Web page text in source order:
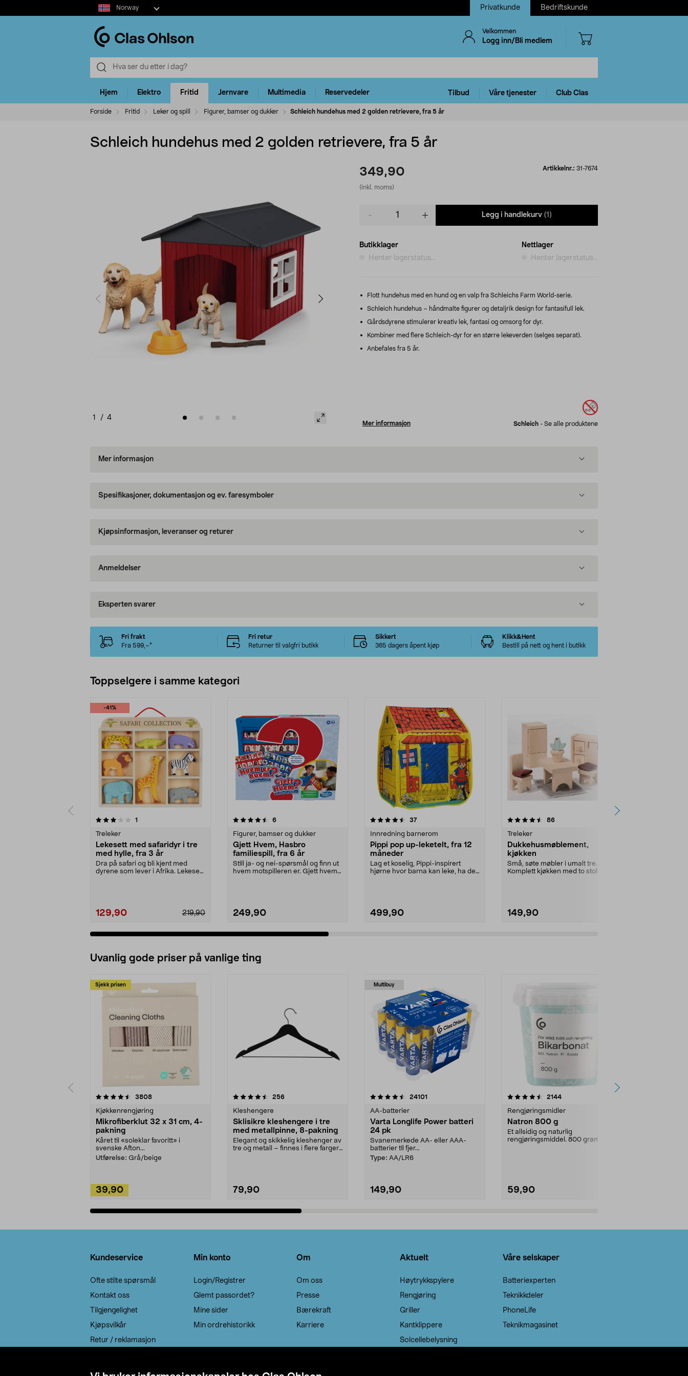
Select
market
Norway Privatkunde Bedriftskunde
Velkommen
Logg inn/Bli medlem
Hjem Elektro Fritid Jernvare Multimedia Reservedeler Tilbud Våre tjenester Club Clas
Forside Fritid Leker og spill Figurer, bamser og dukker Schleich hundehus med 2 golden retrievere, fra 5 år
Schleich hundehus med 2 golden retrievere, fra 5 år
1 / 4
349,90
(inkl. moms)
Artikkelnr.: 31-7674
Legg i handlekurv (1)
Butikklager
Henter lagerstatus...
Nettlager
Henter lagerstatus...
Flott hundehus med en hund og en valp fra Schleichs Farm World-serie.
Schleich hundehus – håndmalte figurer og detaljrik design for fantasifull lek.
Gårdsdyrene stimulerer kreativ lek, fantasi og omsorg for dyr.
Kombiner med flere Schleich-dyr for en større lekeverden (selges separat).
Anbefales fra 5 år.
Mer informasjon Schleich - Se alle produktene
Mer informasjon
Spesifikasjoner, dokumentasjon og ev. faresymboler
Kjøpsinformasjon, leveranser og returer
Anmeldelser
Eksperten svarer
Fri frakt
Fra 599,–*
Fri retur
Returner til valgfri butikk
Sikkert
365 dagers åpent kjøp
Klikk&Hent
Bestill på nett og hent i butikk
Toppselgere i samme kategori
-41%
1
Treleker
Lekesett med safaridyr i tre
med hylle, fra 3 år
Dra på safari og bli kjent med
dyrene som lever i Afrika. Lekesett
129,90 219,90
4.5 av 5 stjerner 6anmeldelser
Figurer, bamser og dukker
Gjett Hvem, Hasbro
familiespill, fra 6 år
Still ja- og nei-spørsmål og finn ut
hvem motspilleren er. Gjett hvem?
249,90
4.5 av 5 stjerner 37anmeldelser
Innredning barnerom
Pippi pop up-leketelt, fra 12
måneder
Lag et koselig, Pippi-inspirert
hjørne hvor barna kan leke, ha det
499,90
4.5 av 5 stjerner 86anmeldelser
Treleker
Dukkehusmøblement,
kjøkken
Små, søte møbler i umalt tre.
Komplett kjøkken med to stoler,
149,90
4.5 av 5 stjerner
Uvanlig gode priser på vanlige ting
Sjekk prisen
3808anmeldelser
Kjøkkenrengjøring
Mikrofiberklut 32 x 31 cm, 4-
pakning
Kåret til «soleklar favoritt» i
svenske Afton...
Utførelse: Grå/beige
39,90
4.5av 5 stjerner 256anmeldelser
Kleshengere
Sklisikre kleshengere i tre
med metallpinne, 8-pakning
Elegant og skikkelig kleshenger av
tre og metall – finnes i flere farger.
79,90
Multibuy
4.5av 5 stjerner 24101
AA-batterier
Varta Longlife Power batteri
24 pk
Svanemerkede AA- eller AAA-
batterier til fjer...
Type: AA/LR6
149,90
4.5av 5 stjerner 2144anmeldelser
Rengjøringsmidler
Natron 800 g
Et allsidig og naturlig
rengjøringsmiddel. 800 gram
59,90
4.0av 5 stjerner
Kundeservice
Ofte stilte spørsmål
Kontakt oss
Tilgjengelighet
Kjøpsvilkår
Retur / reklamasjon
Min konto
Login/Registrer
Glemt passordet?
Mine sider
Min ordrehistorikk
Om
Om oss
Presse
Bærekraft
Karriere
Aktuelt
Høytrykkspylere
Rengjøring
Griller
Kantklippere
Solcellebelysning
Våre selskaper
Batteriexperten
Teknikkdeler
PhoneLife
Teknikmagasinet